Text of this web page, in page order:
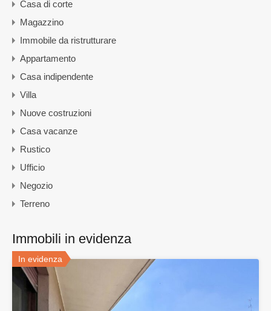
Casa di corte
Magazzino
Immobile da ristrutturare
Appartamento
Casa indipendente
Villa
Nuove costruzioni
Casa vacanze
Rustico
Ufficio
Negozio
Terreno
Immobili in evidenza
In evidenza